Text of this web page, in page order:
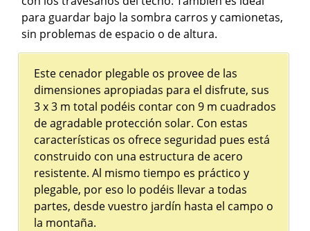
para guardar bajo la sombra carros y camionetas,
sin problemas de espacio o de altura.
Este cenador plegable os provee de las
dimensiones apropiadas para el disfrute, sus
3 x 3 m total podéis contar con 9 m cuadrados
de agradable protección solar. Con estas
características os ofrece seguridad pues está
construido con una estructura de acero
resistente. Al mismo tiempo es práctico y
plegable, por eso lo podéis llevar a todas
partes, desde vuestro jardín hasta el campo o
la montaña.